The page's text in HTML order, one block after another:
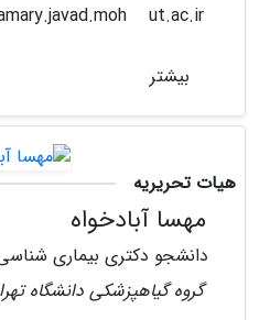
ut.ac.ir
بیشتر
هیات تحریریه
مهسا آبادخواه
دانشجو دکتری بیماری
گروه گیاهپزشکی دانشگاه